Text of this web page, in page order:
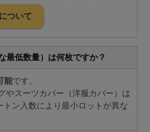
ついて
最低数量）は何枚ですか？
能です。
やスーツカバー（洋服カバー）は
ン入数により最小ロットが異な